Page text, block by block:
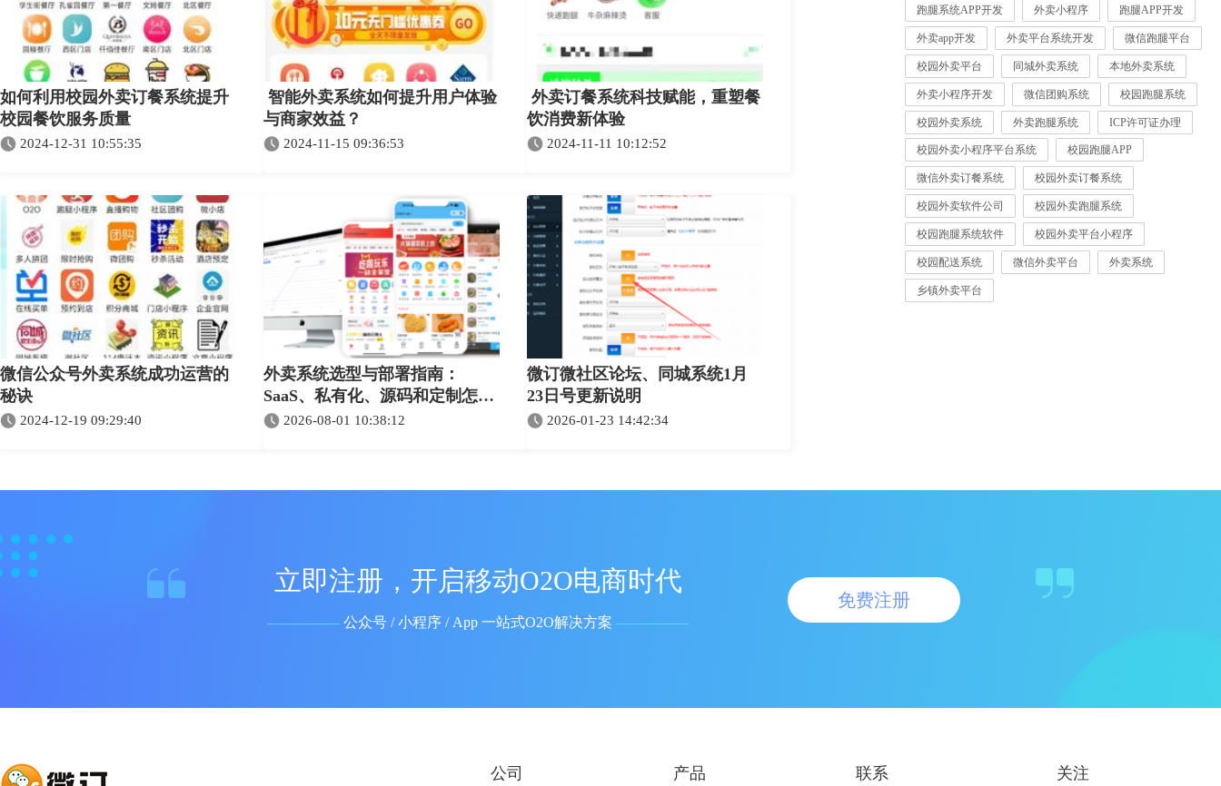
如何利用校园外卖订餐系统提升
校园餐饮服务质量
2024-12-31 10:55:35
智能外卖系统如何提升用户体验
与商家效益？
2024-11-15 09:36:53
外卖订餐系统科技赋能，重塑餐
饮消费新体验
2024-11-11 10:12:52
微信公众号外卖系统成功运营的
秘诀
2024-12-19 09:29:40
外卖系统选型与部署指南：
SaaS、私有化、源码和定制怎么
选 2026-08-01 10:38:12
微订微社区论坛、同城系统1月
23日号更新说明
2026-01-23 14:42:34
跑腿系统APP开发 外卖小程序 跑腿APP开发
外卖app开发 外卖平台系统开发 微信跑腿平台
校园外卖平台 同城外卖系统 本地外卖系统
外卖小程序开发 微信团购系统 校园跑腿系统
校园外卖系统 外卖跑腿系统 ICP许可证办理
校园外卖小程序平台系统 校园跑腿APP
微信外卖订餐系统 校园外卖订餐系统
校园外卖软件公司 校园外卖跑腿系统
校园跑腿系统软件 校园外卖平台小程序
校园配送系统 微信外卖平台 外卖系统
乡镇外卖平台
立即注册，开启移动O2O电商时代
公众号 / 小程序 / App 一站式O2O解决方案
免费注册
公司 产品 联系 关注